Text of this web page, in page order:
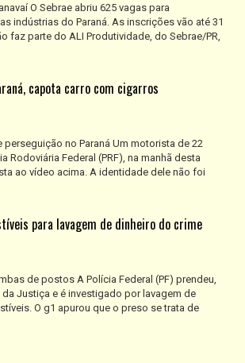
O Sebrae abriu 625 vagas para
indústrias do Paraná. As inscrições vão até 31
parte do ALI Produtividade, do Sebrae/PR,
capota carro com cigarros
no Paraná Um motorista de 22
Federal (PRF), na manhã desta
ao vídeo acima. A identidade dele não foi
para lavagem de dinheiro do crime
de postos A Polícia Federal (PF) prendeu,
Justiça e é investigado por lavagem de
O g1 apurou que o preso se trata de